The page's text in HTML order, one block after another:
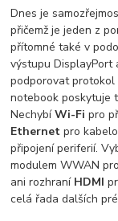
Dnes je
přičemž je jeden z
přítomné také v
výstupu DisplayPort
podporovat
notebook poskytuje
NechybíWi-Fi pro
Ethernet pro
připojení periferií.
modulem WWAN
ani rozhraní HDMI
celá řada dalších